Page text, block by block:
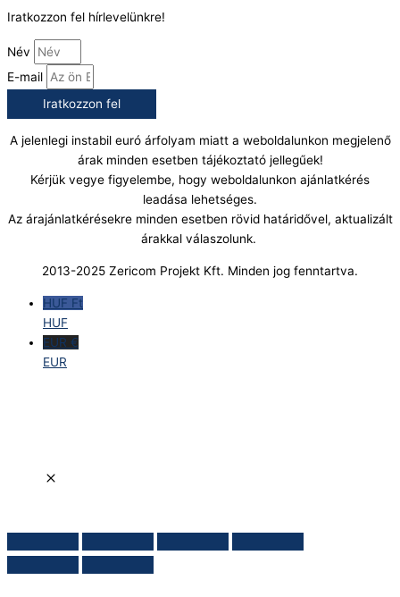
Iratkozzon fel hírlevelünkre!
Név
E-mail
Iratkozzon fel
A jelenlegi instabil euró árfolyam miatt a weboldalunkon megjelenő
árak minden esetben tájékoztató jellegűek!
Kérjük vegye figyelembe, hogy weboldalunkon ajánlatkérés
leadása lehetséges.
Az árajánlatkérésekre minden esetben rövid határidővel, aktualizált
árakkal válaszolunk.
2013-2025 Zericom Projekt Kft. Minden jog fenntartva.
HUF Ft
HUF
EUR €
EUR